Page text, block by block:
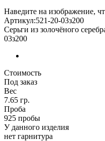
Наведите на изображение,
Артикул:521-20-03з200
Серьги из золочёного
03з200
Стоимость
Под заказ
Вес
7.65 гр.
Проба
925 пробы
У данного изделия
нет гарнитура